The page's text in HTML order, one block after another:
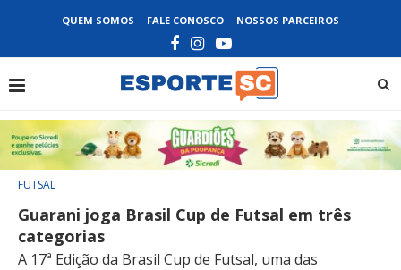
QUEM SOMOS FALE CONOSCO NOSSOS PARCEIROS
FUTSAL
Guarani joga Brasil Cup de Futsal em três
categorias
A 17ª Edição da Brasil Cup de Futsal, uma das